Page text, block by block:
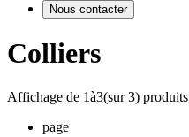
Nous contacter
Colliers
Affichage de 1à3(sur3) produits
page